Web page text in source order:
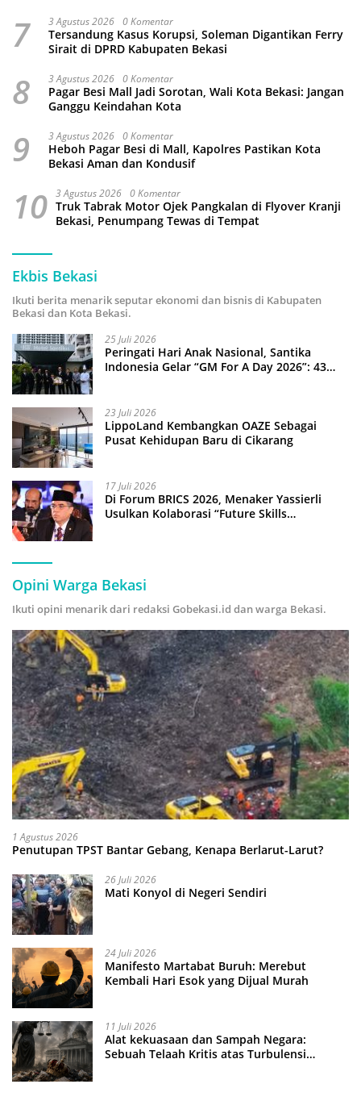
7 3 Agustus 2026 0 Komentar
Tersandung Kasus Korupsi, Soleman Digantikan Ferry
Sirait di DPRD Kabupaten Bekasi
8 3 Agustus 2026 0 Komentar
Pagar Besi Mall Jadi Sorotan, Wali Kota Bekasi: Jangan
Ganggu Keindahan Kota
9 3 Agustus 2026 0 Komentar
Heboh Pagar Besi di Mall, Kapolres Pastikan Kota
Bekasi Aman dan Kondusif
10 3 Agustus 2026 0 Komentar
Truk Tabrak Motor Ojek Pangkalan di Flyover Kranji
Bekasi, Penumpang Tewas di Tempat
Ekbis Bekasi
Ikuti berita menarik seputar ekonomi dan bisnis di Kabupaten
Bekasi dan Kota Bekasi.
25 Juli 2026
Peringati Hari Anak Nasional, Santika
Indonesia Gelar “GM For A Day 2026”: 43
23 Juli 2026
LippoLand Kembangkan OAZE Sebagai
Pusat Kehidupan Baru di Cikarang
17 Juli 2026
Di Forum BRICS 2026, Menaker Yassierli
Usulkan Kolaborasi “Future Skills
Opini Warga Bekasi
Ikuti opini menarik dari redaksi Gobekasi.id dan warga Bekasi.
1 Agustus 2026
Penutupan TPST Bantar Gebang, Kenapa Berlarut-Larut?
26 Juli 2026
Mati Konyol di Negeri Sendiri
24 Juli 2026
Manifesto Martabat Buruh: Merebut
Kembali Hari Esok yang Dijual Murah
11 Juli 2026
Alat kekuasaan dan Sampah Negara:
Sebuah Telaah Kritis atas Turbulensi